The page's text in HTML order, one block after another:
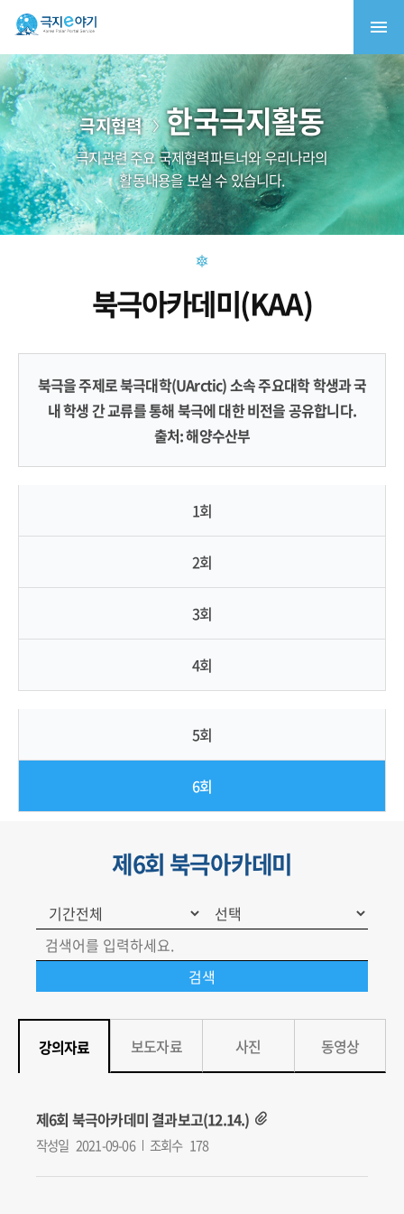
극지협력 한국극지활동
극지관련 주요 국제협력파트너와 우리나라의
활동내용을 보실 수 있습니다.
북극아카데미(KAA)
북극을 주제로 북극대학(UArctic) 소속 주요대학 학생과 국
내 학생 간 교류를 통해 북극에 대한 비전을 공유합니다.
출처: 해양수산부
1회
2회
3회
4회
5회
6회
제6회 북극아카데미
강의자료 보도자료 사진 동영상
제6회 북극아카데미 결과보고(12.14.)
작성일 2021-09-06 조회수 178